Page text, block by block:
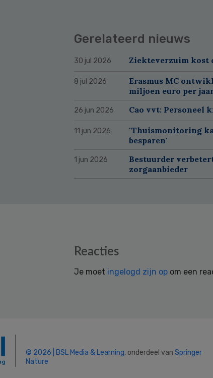
Gerelateerd nieuws
30 jul 2026 Ziekteverzuim kost
8 jul 2026
Erasmus MC
miljoen euro per
26 jun 2026 Cao vvt: Personeel
11 jun 2026
'Thuismonitoring
besparen'
1 jun 2026
Bestuurder
zorgaanbieder
Reacties
Je moet ingelogd zijn op om een
© 2026 | BSL Media & Learning, onderdeel van Springer
Nature